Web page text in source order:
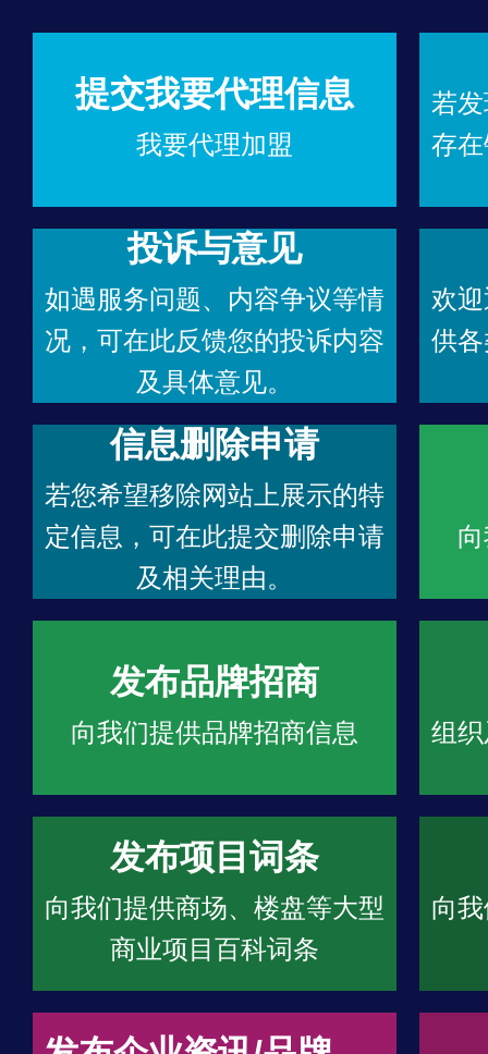
提交我要代理信息
我要代理加盟
若
存
投诉与意见
如遇服务问题、内容争议等情
况，可在此反馈您的投诉内容
及具体意见。
欢
供
信息删除申请
若您希望移除网站上展示的特
定信息，可在此提交删除申请
及相关理由。
发布品牌招商
向我们提供品牌招商信息 组
发布项目词条
向我们提供商场、楼盘等大型
商业项目百科词条
向